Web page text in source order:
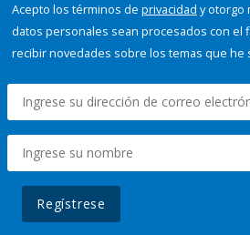
Acepto los términos de privacidad y otorgo
datos personales sean procesados con el
recibir novedades sobre los temas que he
Regístrese